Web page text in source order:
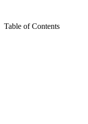
Table of Contents